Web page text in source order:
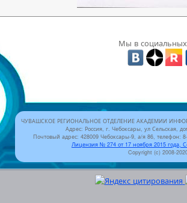
Мы в социальных
ЧУВАШСКОЕ РЕГИОНАЛЬНОЕ ОТДЕЛЕНИЕ АКАДЕМИИ
Адрес: Россия, г. Чебоксары, ул Сельская,
Почтовый адрес: 428009 Чебоксары-9, а/я 86, телефон:
Лицензия № 274 от 17 ноября 2015 года,
Copyright (c) 2008-